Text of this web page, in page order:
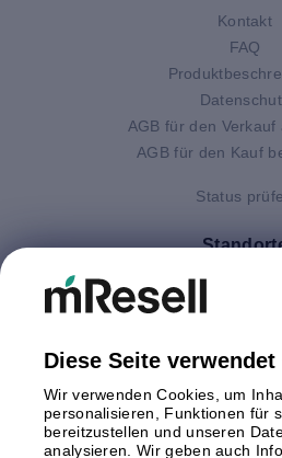
Kontakt
FAQ
AGB für den Verkauf
AGB für den Kauf
Status
Deutschland
Italien
Polen
Schweden
Diese Seite verwendet
Wir verwenden Cookies, um
personalisieren, Funktionen für
bereitzustellen und unseren
analysieren. Wir geben auch